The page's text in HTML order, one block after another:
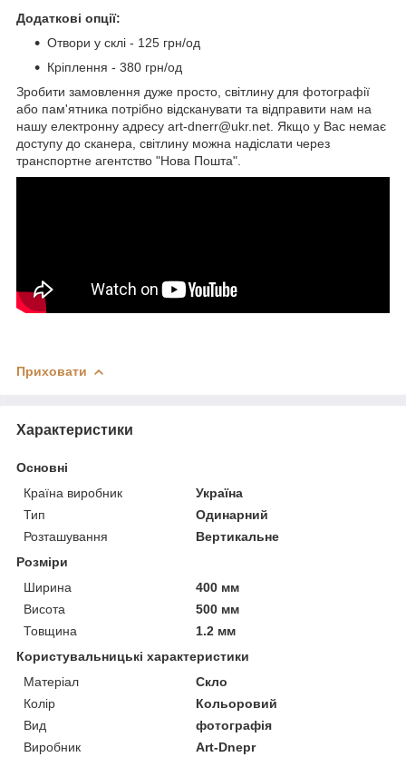
Додаткові опції:
Отвори у склі - 125 грн/од
Кріплення - 380 грн/од
Зробити замовлення дуже просто, світлину для фотографії
або пам'ятника потрібно відсканувати та відправити нам на
нашу електронну адресу art-dnerr@ukr.net. Якщо у Вас немає
доступу до сканера, світлину можна надіслати через
транспортне агентство "Нова Пошта".
Приховати
Характеристики
Основні
Країна виробник
Україна
Тип
Одинарний
Розташування
Вертикальне
Розміри
Ширина
400 мм
Висота
500 мм
Товщина
1.2 мм
Користувальницькі характеристики
Матеріал
Скло
Колір
Кольоровий
Вид
фотографія
Виробник
Art-Dnepr